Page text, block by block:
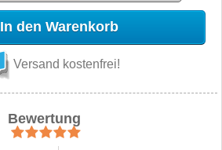
In den Warenkorb
Versand kostenfrei!
Bewertung